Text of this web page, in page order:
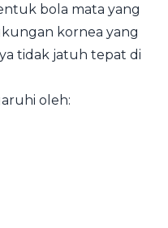
bola mata yang
kornea yang
tidak jatuh tepat di
oleh: